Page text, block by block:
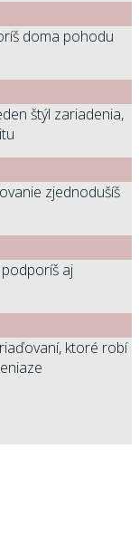
doma pohodu
štýl zariadenia,
zjednodušíš
aj
ktoré robí